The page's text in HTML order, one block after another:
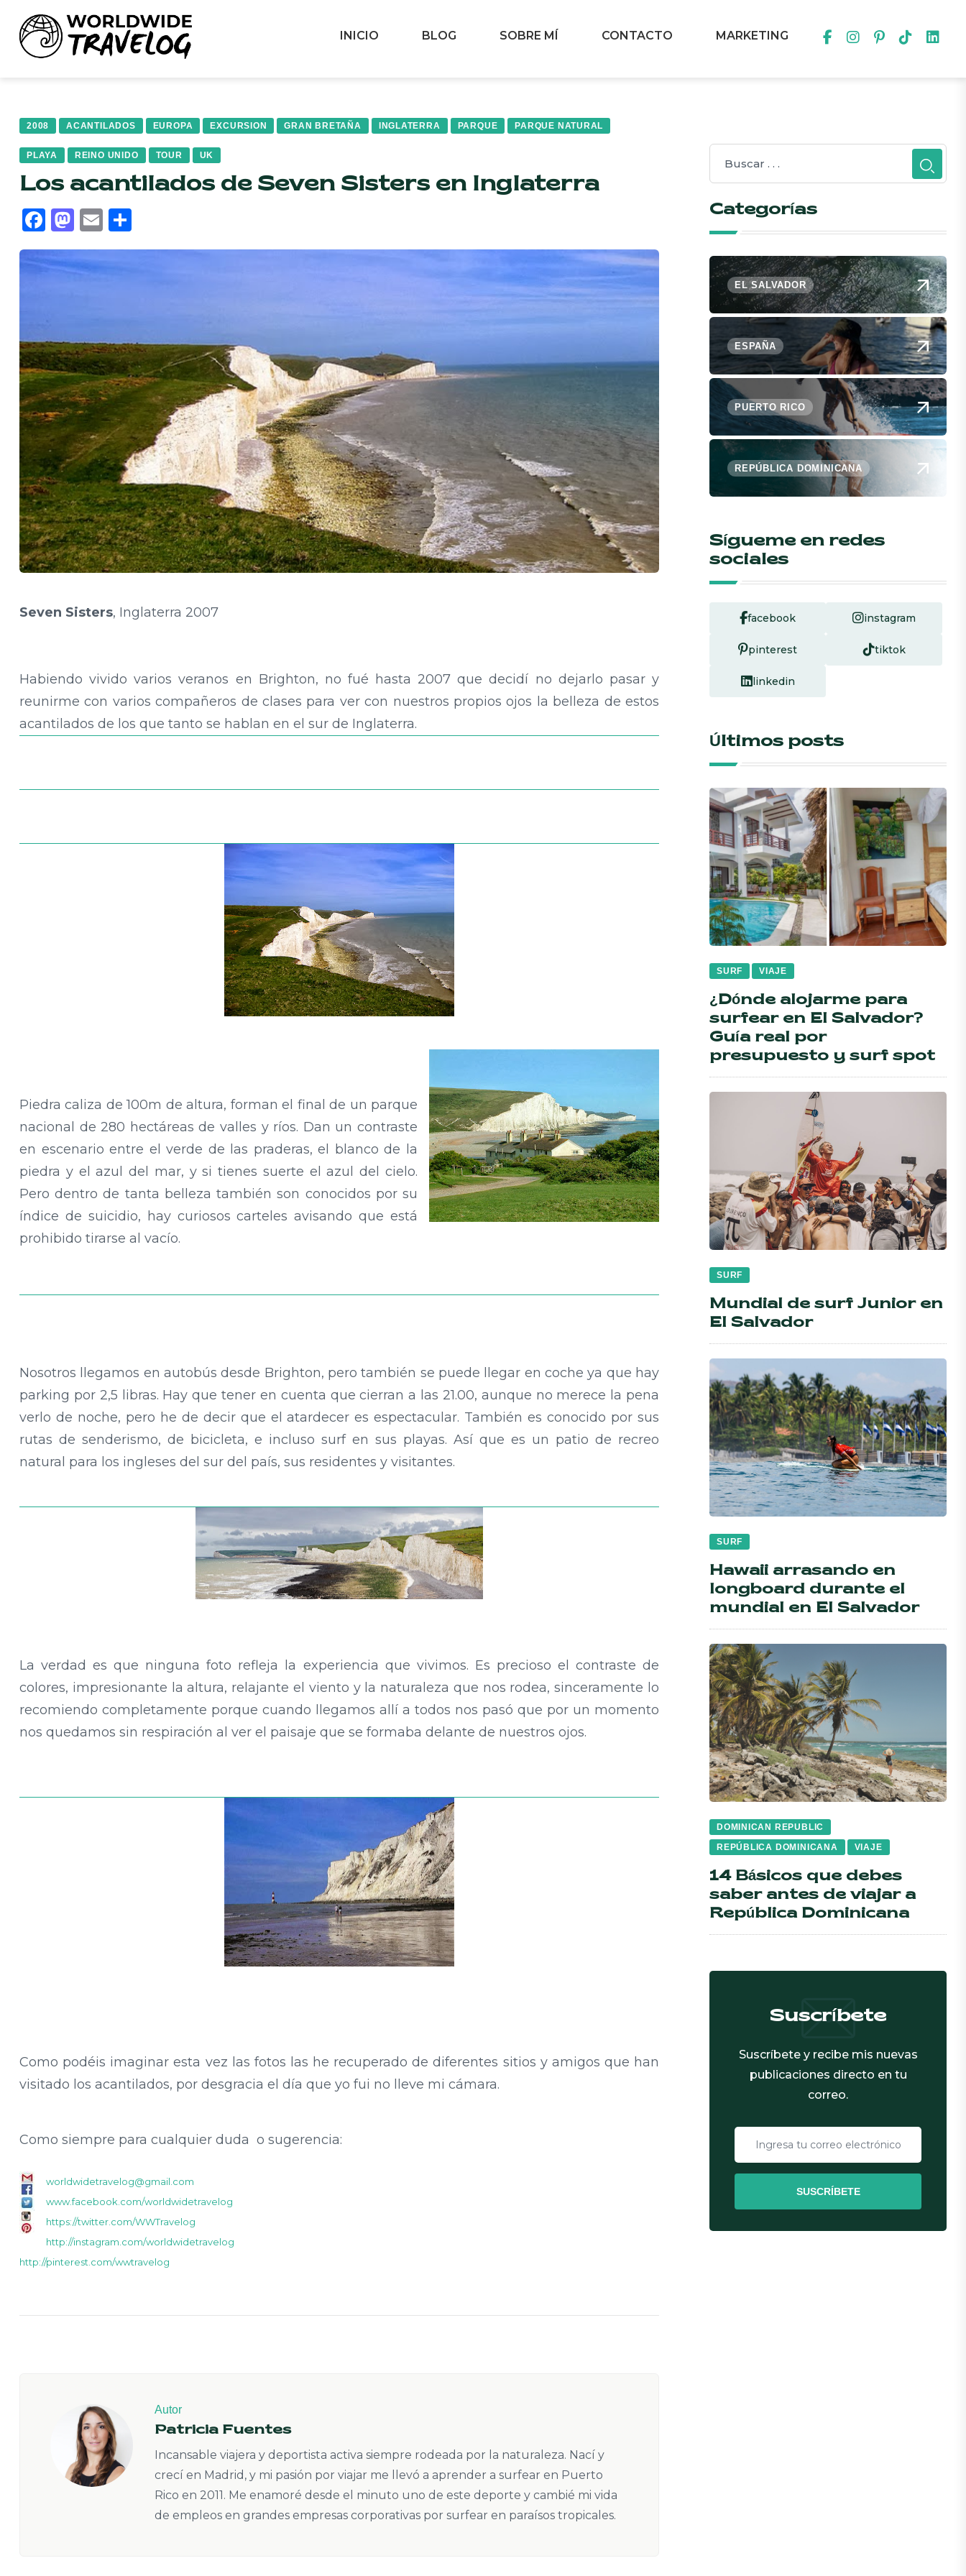
INICIO BLOG SOBRE MÍ CONTACTO MARKETING
2008 ACANTILADOS EUROPA EXCURSION GRAN BRETAÑA INGLATERRA PARQUE PARQUE NATURAL
PLAYA REINO UNIDO TOUR UK
Los acantilados de Seven Sisters en Inglaterra
Facebook
Mastodon
Email
Seven Sisters, Inglaterra 2007
Habiendo vivido varios veranos en Brighton, no fué hasta 2007 que decidí no dejarlo pasar y
reunirme con varios compañeros de clases para ver con nuestros propios ojos la belleza de estos
acantilados de los que tanto se hablan en el sur de Inglaterra.
Piedra caliza de 100m de altura, forman el final de un parque
nacional de 280 hectáreas de valles y ríos. Dan un contraste
en escenario entre el verde de las praderas, el blanco de la
piedra y el azul del mar, y si tienes suerte el azul del cielo.
Pero dentro de tanta belleza también son conocidos por su
índice de suicidio, hay curiosos carteles avisando que está
prohibido tirarse al vacío.
Nosotros llegamos en autobús desde Brighton, pero también se puede llegar en coche ya que hay
parking por 2,5 libras. Hay que tener en cuenta que cierran a las 21.00, aunque no merece la pena
verlo de noche, pero he de decir que el atardecer es espectacular. También es conocido por sus
rutas de senderismo, de bicicleta, e incluso surf en sus playas. Así que es un patio de recreo
natural para los ingleses del sur del país, sus residentes y visitantes.
La verdad es que ninguna foto refleja la experiencia que vivimos. Es precioso el contraste de
colores, impresionante la altura, relajante el viento y la naturaleza que nos rodea, sinceramente lo
recomiendo completamente porque cuando llegamos allí a todos nos pasó que por un momento
nos quedamos sin respiración al ver el paisaje que se formaba delante de nuestros ojos.
Como podéis imaginar esta vez las fotos las he recuperado de diferentes sitios y amigos que han
visitado los acantilados, por desgracia el día que yo fui no lleve mi cámara.
Como siempre para cualquier duda o sugerencia:
worldwidetravelog@gmail.com
www.facebook.com/worldwidetravelog
https://twitter.com/WWTravelog
http://instagram.com/worldwidetravelog
http://pinterest.com/wwtravelog
Autor
Patricia Fuentes
Incansable viajera y deportista activa siempre rodeada por la naturaleza. Nací y
crecí en Madrid, y mi pasión por viajar me llevó a aprender a surfear en Puerto
Rico en 2011. Me enamoré desde el minuto uno de este deporte y cambié mi vida
de empleos en grandes empresas corporativas por surfear en paraísos tropicales.
Categorías
EL SALVADOR
ESPAÑA
PUERTO RICO
REPÚBLICA DOMINICANA
Sígueme en redes
sociales
facebook instagram
pinterest tiktok
linkedin
Últimos posts
SURF VIAJE
¿Dónde alojarme para
surfear en El Salvador?
Guía real por
presupuesto y surf spot
SURF
Mundial de surf Junior en
El Salvador
SURF
Hawaii arrasando en
longboard durante el
mundial en El Salvador
DOMINICAN REPUBLIC
REPÚBLICA DOMINICANA
VIAJE
14 Básicos que debes
saber antes de viajar a
República Dominicana
Suscríbete
Suscríbete y recibe mis nuevas
publicaciones directo en tu
correo.
SUSCRÍBETE